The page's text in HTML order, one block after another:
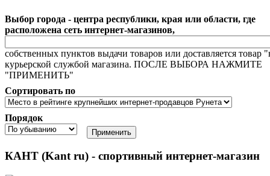
Выбор города - центра республики, края или области, где
расположена сеть интернет-магазинов,
собственных пунктов выдачи товаров или доставляется товар
курьерской службой магазина. ПОСЛЕ ВЫБОРА НАЖМИТЕ
"ПРИМЕНИТЬ"
Сортировать по
Порядок
КАНТ (Kant ru) - спортивный интернет-магазин